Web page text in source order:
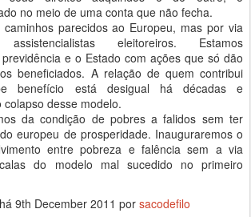
no meio de uma conta que não fecha.
parecidos ao Europeu, mas por via
eleitoreiros. Estamos
e o Estado com ações que só dão
beneficiados. A relação de quem contribui
benefício está desigual há décadas e
desse modelo.
da condição de pobres a falidos sem ter
europeu de prosperidade. Inauguraremos o
entre pobreza e falência sem a via
do modelo mal sucedido no primeiro
9th December 2011 por sacodefilo